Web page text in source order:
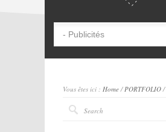
Vous êtes ici : Home/PORTFOLIO/